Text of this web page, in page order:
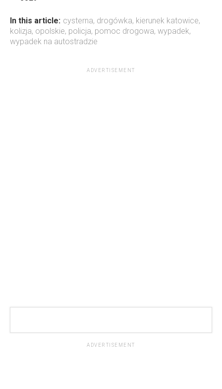
In this article: cysterna, drogówka, kierunek katowice,
kolizja, opolskie, policja, pomoc drogowa, wypadek,
wypadek na autostradzie
ADVERTISEMENT
ADVERTISEMENT